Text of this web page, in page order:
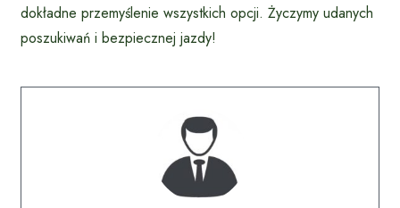
dokładne przemyślenie wszystkich opcji. Życzymy udanych
poszukiwań i bezpiecznej jazdy!